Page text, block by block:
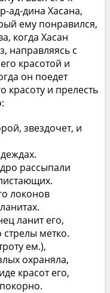
ад-дина Хасана,
ему понравился,
когда Хасан
направляясь с
красотой и
он поедет
красоту и прелесть
звездочет, и
рассыпали
локонов
ланит его,
стрелы метко.
ем.),
охраняла,
красот его,